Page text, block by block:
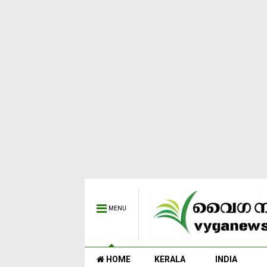
MENU
HOME KERALA INDIA